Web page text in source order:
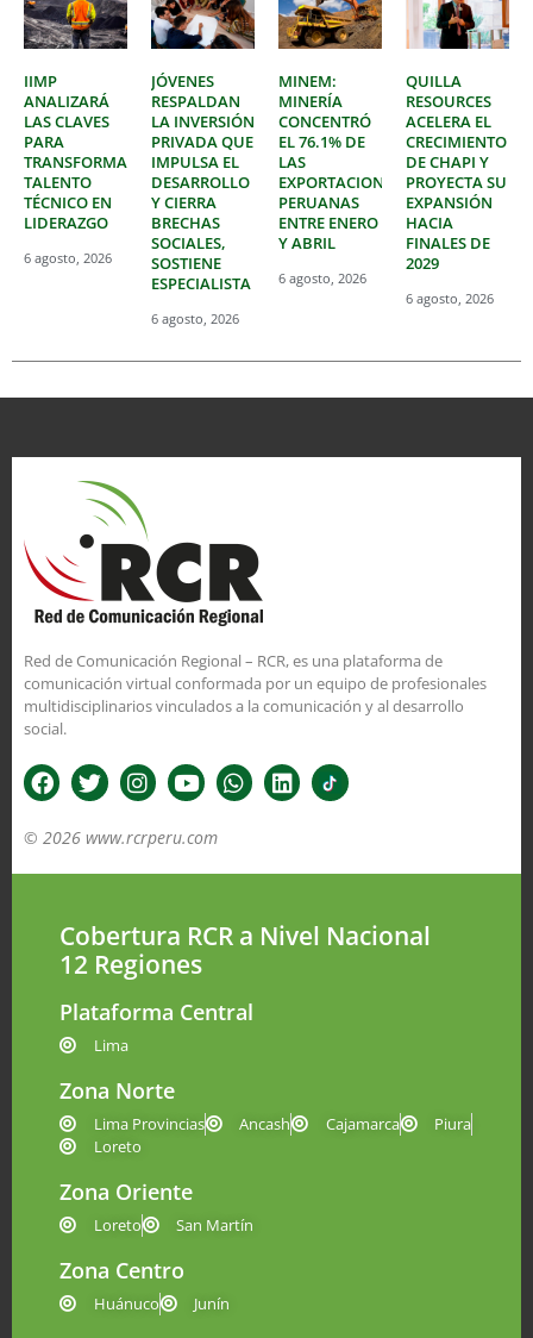
IIMP
ANALIZARÁ
LAS CLAVES
PARA
TRANSFORMAR
TALENTO
TÉCNICO EN
LIDERAZGO
6 agosto, 2026
JÓVENES
RESPALDAN
LA INVERSIÓN
PRIVADA QUE
IMPULSA EL
DESARROLLO
Y CIERRA
BRECHAS
SOCIALES,
SOSTIENE
ESPECIALISTA
6 agosto, 2026
MINEM:
MINERÍA
CONCENTRÓ
EL 76.1% DE
LAS
EXPORTACIONES
PERUANAS
ENTRE ENERO
Y ABRIL
6 agosto, 2026
QUILLA
RESOURCES
ACELERA EL
CRECIMIENTO
DE CHAPI Y
PROYECTA SU
EXPANSIÓN
HACIA
FINALES DE
2029
6 agosto, 2026
Red de Comunicación Regional – RCR, es una plataforma de
comunicación virtual conformada por un equipo de profesionales
multidisciplinarios vinculados a la comunicación y al desarrollo
social.
© 2026 www.rcrperu.com
Cobertura RCR a Nivel Nacional
12 Regiones
Plataforma Central
Lima
Zona Norte
Lima Provincias Ancash Cajamarca
Piura
Loreto
Zona Oriente
Loreto San Martín
Zona Centro
Huánuco Junín